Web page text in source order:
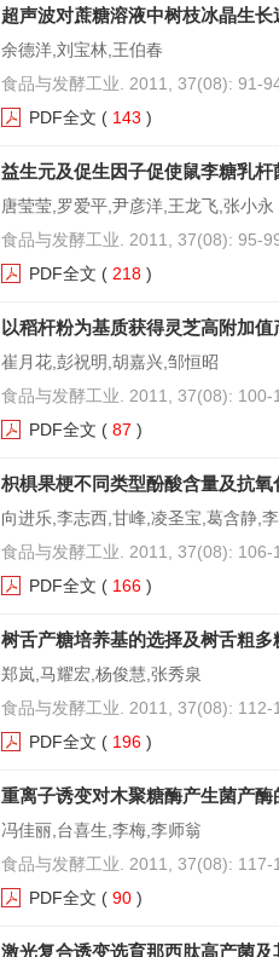
超声波对蔗糖溶液中树枝冰晶生长
余德洋,刘宝林,王伯春
食品与发酵工业. 2011, 37(08): 91-
PDF全文 ( 143 )
益生元及促生因子促使鼠李糖乳杆
唐莹莹,罗爱平,尹彦洋,王龙飞,张小永
食品与发酵工业. 2011, 37(08): 95-
PDF全文 ( 218 )
以稻杆粉为基质获得灵芝高附加
崔月花,彭祝明,胡嘉兴,邹恒昭
食品与发酵工业. 2011, 37(08): 100-
PDF全文 ( 87 )
枳椇果梗不同类型酚酸含量及抗氧
向进乐,李志西,甘峰,凌圣宝,葛含静,
食品与发酵工业. 2011, 37(08): 106-
PDF全文 ( 166 )
树舌产糖培养基的选择及树舌粗多
郑岚,马耀宏,杨俊慧,张秀泉
食品与发酵工业. 2011, 37(08): 112-
PDF全文 ( 196 )
重离子诱变对木聚糖酶产生菌产酶
冯佳丽,台喜生,李梅,李师翁
食品与发酵工业. 2011, 37(08): 117-
PDF全文 ( 90 )
激光复合诱变选育那西肽高产菌